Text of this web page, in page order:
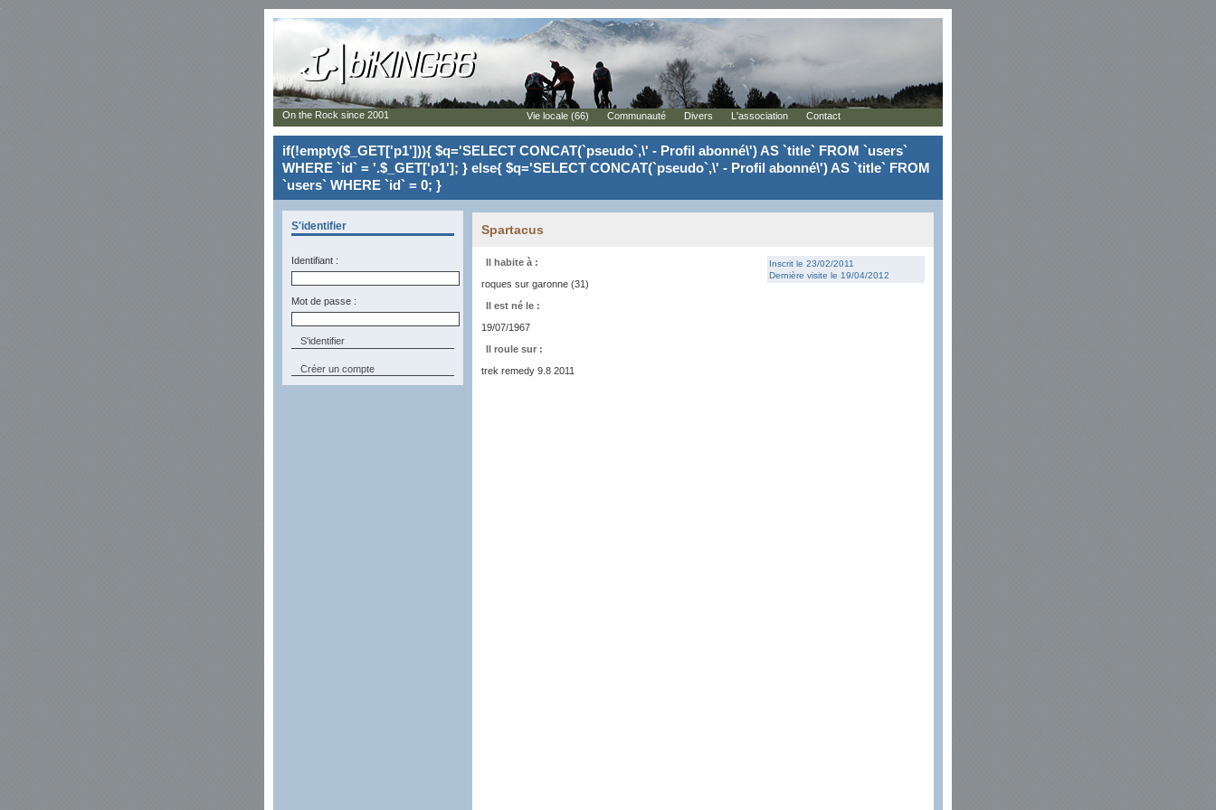
if(!empty($_GET['p1'])){ $q='SELECT CONCAT(`pseudo`,\' - Profil abonné\') AS `title` FROM `users`
WHERE `id` = '.$_GET['p1']; } else{ $q='SELECT CONCAT(`pseudo`,\' - Profil abonné\') AS `title` FROM
`users` WHERE `id` = 0; }
S'identifier
Identifiant :
Mot de passe :
Créer un compte
Spartacus
Inscrit le 23/02/2011
Dernière visite le 19/04/2012
Il habite à :
roques sur garonne (31)
Il est né le :
19/07/1967
Il roule sur :
trek remedy 9.8 2011
On the Rock since 2001 Vie locale (66) Communauté Divers L'association Contact